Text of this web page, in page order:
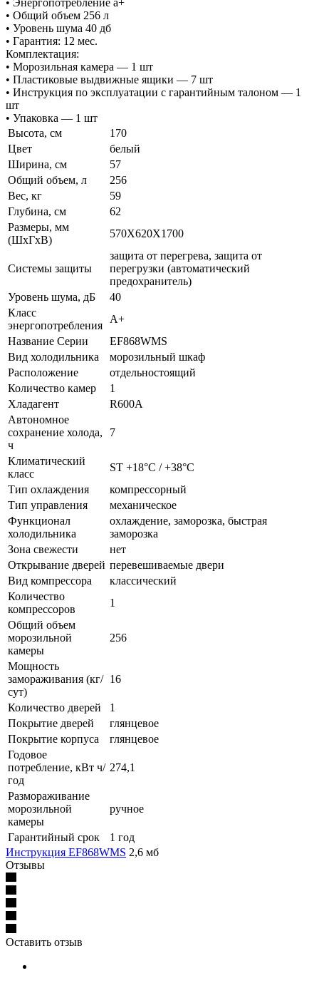
• Общий объем 256 л
• Уровень шума 40 дб
• Гарантия: 12 мес.
Комплектация:
• Морозильная камера — 1 шт
• Пластиковые выдвижные ящики — 7 шт
• Инструкция по эксплуатации с гарантийным талоном — 1
шт
• Упаковка — 1 шт
Высота, см
170
Цвет
белый
Ширина, см
57
Общий объем, л
256
Вес, кг
59
Глубина, см
62
Размеры, мм
(ШхГхВ)
570Х620Х1700
Системы защиты
защита от перегрева, защита от
перегрузки (автоматический
предохранитель)
Уровень шума, дБ
40
Класс
энергопотребления
A+
Название Серии
EF868WMS
Вид холодильника
морозильный шкаф
Расположение
отдельностоящий
Количество камер
1
Хладагент
R600A
Автономное
сохранение холода,
ч
7
Климатический
класс
ST +18°C / +38°C
Тип охлаждения
компрессорный
Тип управления
механическое
Функционал
холодильника
охлаждение, заморозка, быстрая
заморозка
Зона свежести
нет
Открывание дверей перевешиваемые двери
Вид компрессора
классический
Количество
компрессоров
1
Общий объем
морозильной
камеры
256
Мощность
замораживания (кг/
сут)
16
Количество дверей
1
Покрытие дверей
глянцевое
Покрытие корпуса
глянцевое
Годовое
потребление, кВт ч/
год
274,1
Размораживание
морозильной
камеры
ручное
Гарантийный срок
1 год
Инструкция EF868WMS 2,6 мб
Отзывы
Оставить отзыв